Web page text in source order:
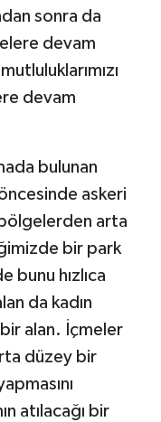
sonra da
devam
devam
bulunan
askeri
arta
bir park
bunu hızlıca
da kadın
alan. İçmeler
düzey bir
atılacağı bir